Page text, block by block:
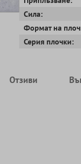
Сила:
Формат на
Серия плочки:
Отзиви